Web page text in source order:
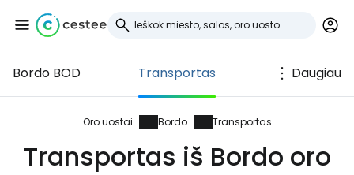
Bordo BOD Transportas Daugiau
Oro uostai Bordo Transportas
Transportas iš Bordo oro
Prisijunkite prie
Cestee
... pasaulinė kelionių bendruomenė